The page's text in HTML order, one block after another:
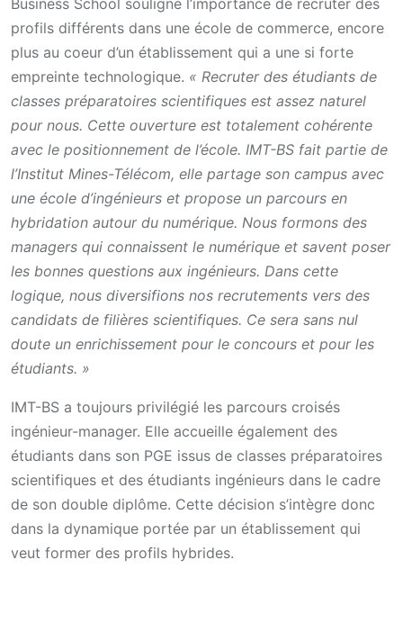
profils différents dans une école de commerce, encore
plus au coeur d’un établissement qui a une si forte
empreinte technologique. « Recruter des étudiants de
classes préparatoires scientifiques est assez naturel
pour nous. Cette ouverture est totalement cohérente
avec le positionnement de l’école. IMT-BS fait partie de
l’Institut Mines-Télécom, elle partage son campus avec
une école d’ingénieurs et propose un parcours en
hybridation autour du numérique. Nous formons des
managers qui connaissent le numérique et savent poser
les bonnes questions aux ingénieurs. Dans cette
logique, nous diversifions nos recrutements vers des
candidats de filières scientifiques. Ce sera sans nul
doute un enrichissement pour le concours et pour les
étudiants. »
IMT-BS a toujours privilégié les parcours croisés
ingénieur-manager. Elle accueille également des
étudiants dans son PGE issus de classes préparatoires
scientifiques et des étudiants ingénieurs dans le cadre
de son double diplôme. Cette décision s’intègre donc
dans la dynamique portée par un établissement qui
veut former des profils hybrides.